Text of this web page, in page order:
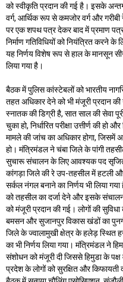
को स्वीकृति प्रदान की गई है। इसके
वर्ग, आर्थिक रूप से कमजोर वर्ग और
पर एक शपथ पत्र देकर बाद में प्रमाण
निर्माण गतिविधियों को नियंत्रित करने
यह निर्णय विशेष रूप से हाल के मानसून
लिया गया है।
बैठक में पुलिस कांस्टेबलों को भारतीय
तहत अधिकार देने को भी मंजूरी प्रदान
स्नातक की डिग्री है, सात साल की सेवा
चुका हो, निर्धारित परीक्षा उत्तीर्ण की
मामले की जांच का अधिकार होगा, जिसमें
हो। मंत्रिमंडल ने चंबा जिले के पांगी
सुचारू संचालन के लिए आवश्यक पद सृजित
कांगड़ा जिले की रे उप-तहसील में हटली
सर्कल नंगल बनाने का निर्णय भी लिया
को तहसील का दर्जा देने और इसके
को मंजूरी प्रदान की गई। लोगों की
बमसन और सुजानपुर विकास खंडों का
जिले के ज्वालामुखी क्षेत्र के हलेड़ स्थित
का भी निर्णय लिया गया। मंत्रिमंडल ने
संशोधन को मंजूरी दी जिससे हिमुडा के
प्रदेश के लोगों को सुरक्षित और